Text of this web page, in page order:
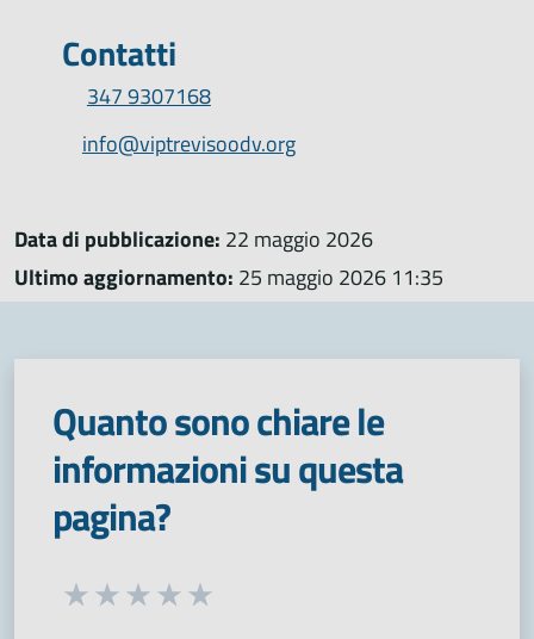
Contatti
347 9307168
info@viptrevisoodv.org
Data di pubblicazione: 22 maggio 2026
Ultimo aggiornamento: 25 maggio 2026 11:35
Quanto sono chiare le
informazioni su questa
pagina?
Seleziona una valutazione da 1 a 5 stelle